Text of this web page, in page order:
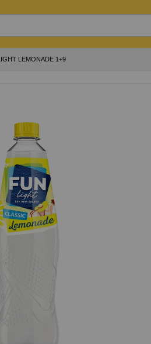
LEMONADE 1+9